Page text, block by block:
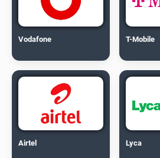
Vodafone T-Mobile
Airtel Lyca